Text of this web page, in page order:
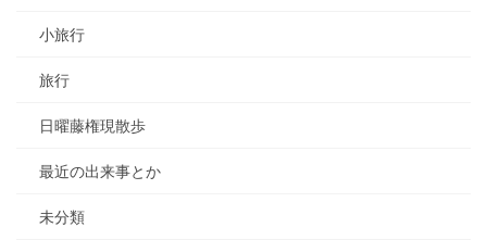
小旅行
旅行
日曜藤権現散歩
最近の出来事とか
未分類